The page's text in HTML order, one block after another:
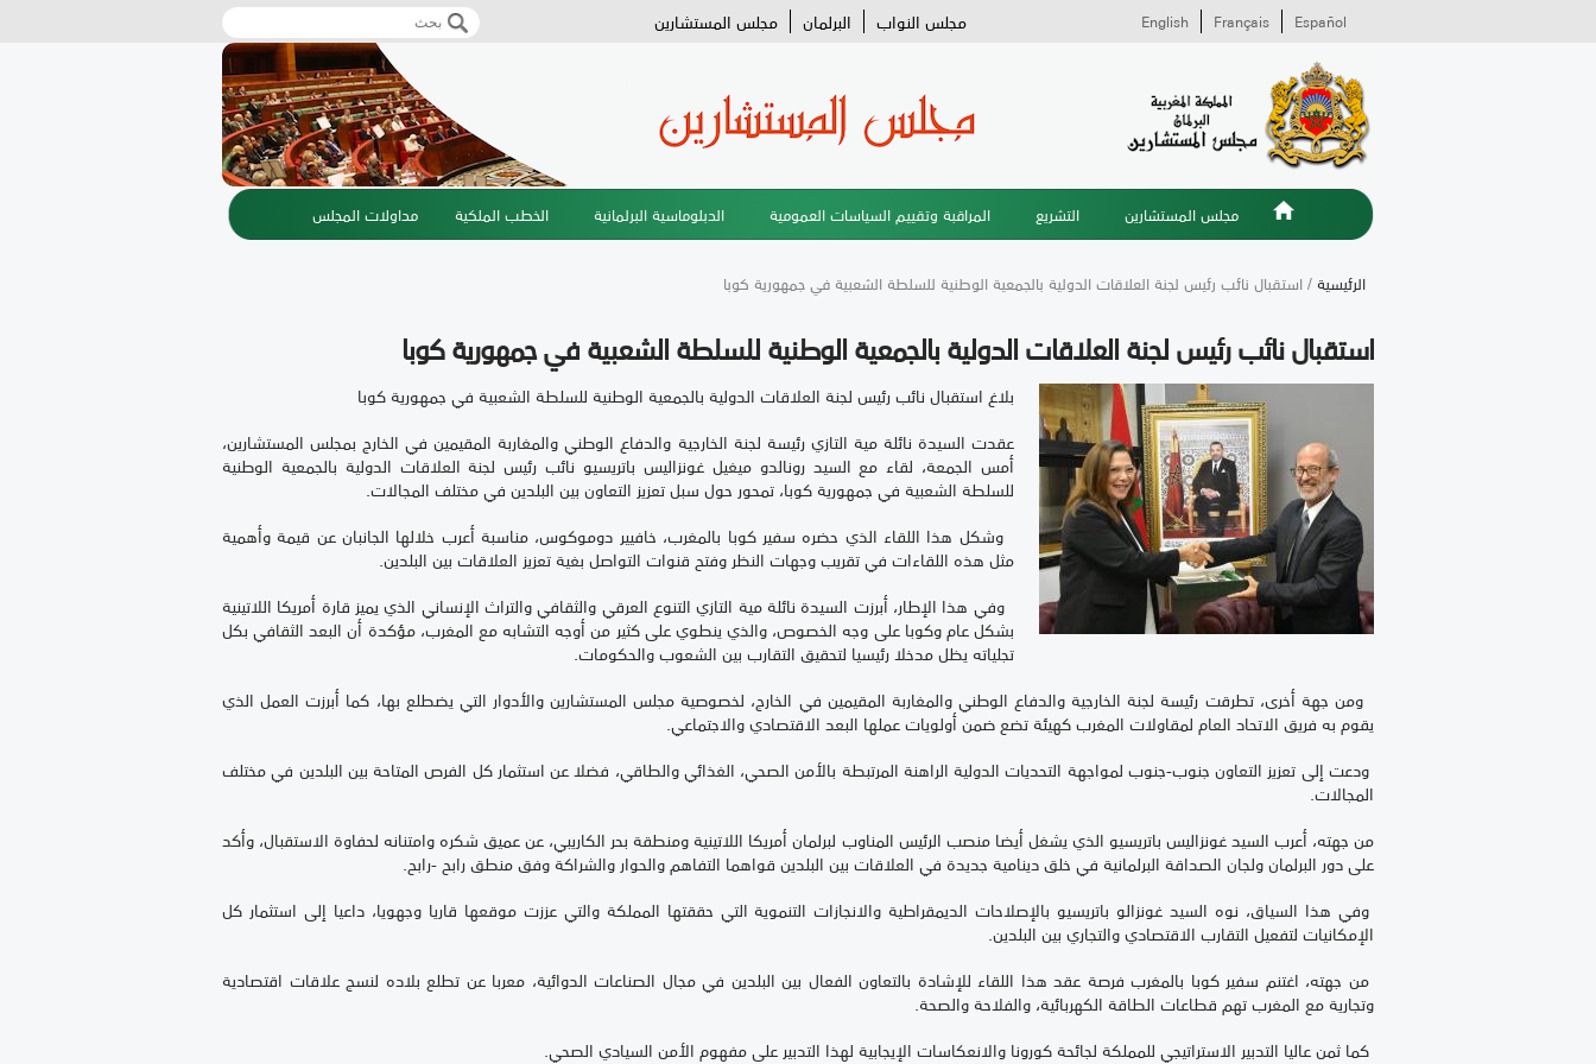
استمارة البحث
‏بحث ‏ مجلس النواب البرلمان مجلس المستشارين Español
Français
English
مجلس المستشارين التشريع المراقبة وتقييم السياسات العمومية الدبلوماسية البرلمانية الخطب الملكية مداولات المجلس
الرئيسية/ استقبال نائب رئيس لجنة العلاقات الدولية بالجمعية الوطنية للسلطة الشعبية في جمهورية كوبا
استقبال نائب رئيس لجنة العلاقات الدولية بالجمعية الوطنية للسلطة الشعبية في جمهورية كوبا
بلاغ استقبال نائب رئيس لجنة العلاقات الدولية بالجمعية الوطنية للسلطة الشعبية في جمهورية كوبا
عقدت السيدة نائلة مية التازي رئيسة لجنة الخارجية والدفاع الوطني والمغاربة المقيمين في الخارج بمجلس المستشارين،
أمس الجمعة، لقاء مع السيد رونالدو ميغيل غونزاليس باتريسيو نائب رئيس لجنة العلاقات الدولية بالجمعية الوطنية
للسلطة الشعبية في جمهورية كوبا، تمحور حول سبل تعزيز التعاون بين البلدين في مختلف المجالات.
وشكل هذا اللقاء الذي حضره سفير كوبا بالمغرب، خافيير دوموكوس، مناسبة أعرب خلالها الجانبان عن قيمة وأهمية
مثل هذه اللقاءات في تقريب وجهات النظر وفتح قنوات التواصل بغية تعزيز العلاقات بين البلدين.
وفي هذا الإطار، أبرزت السيدة نائلة مية التازي التنوع العرقي والثقافي والتراث الإنساني الذي يميز قارة أمريكا اللاتينية
بشكل عام وكوبا على وجه الخصوص، والذي ينطوي على كثير من أوجه التشابه مع المغرب، مؤكدة أن البعد الثقافي بكل
تجلياته يظل مدخلا رئيسيا لتحقيق التقارب بين الشعوب والحكومات.
ومن جهة أخرى، تطرقت رئيسة لجنة الخارجية والدفاع الوطني والمغاربة المقيمين في الخارج، لخصوصية مجلس المستشارين والأدوار التي يضطلع بها، كما أبرزت العمل الذي
يقوم به فريق الاتحاد العام لمقاولات المغرب كهيئة تضع ضمن أولويات عملها البعد الاقتصادي والاجتماعي.
ودعت إلى تعزيز التعاون جنوب-جنوب لمواجهة التحديات الدولية الراهنة المرتبطة بالأمن الصحي، الغذائي والطاقي، فضلا عن استثمار كل الفرص المتاحة بين البلدين في مختلف
المجالات.
من جهته، أعرب السيد غونزاليس باتريسيو الذي يشغل أيضا منصب الرئيس المناوب لبرلمان أمريكا اللاتينية ومنطقة بحر الكاريبي، عن عميق شكره وامتنانه لحفاوة الاستقبال، وأكد
على دور البرلمان ولجان الصداقة البرلمانية في خلق دينامية جديدة في العلاقات بين البلدين قواهما التفاهم والحوار والشراكة وفق منطق رابح -رابح.
وفي هذا السياق، نوه السيد غونزالو باتريسيو بالإصلاحات الديمقراطية والانجازات التنموية التي حققتها المملكة والتي عززت موقعها قاريا وجهويا، داعيا إلى استثمار كل
الإمكانيات لتفعيل التقارب الاقتصادي والتجاري بين البلدين.
من جهته، اغتنم سفير كوبا بالمغرب فرصة عقد هذا اللقاء للإشادة بالتعاون الفعال بين البلدين في مجال الصناعات الدوائية، معربا عن تطلع بلاده لنسج علاقات اقتصادية
وتجارية مع المغرب تهم قطاعات الطاقة الكهربائية، والفلاحة والصحة.
كما ثمن عاليا التدبير الاستراتيجي للمملكة لجائحة كورونا والانعكاسات الإيجابية لهذا التدبير على مفهوم الأمن السيادي الصحي.